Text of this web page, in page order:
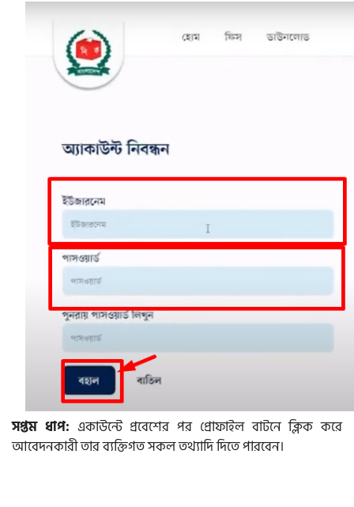
সপ্তম ধাপ: একাউন্টে প্রবেশের পর প্রোফাইল বাটনে ক্লিক করে
আবেদনকারী তার ব্যক্তিগত সকল তথ্যাদি দিতে পারবেন।